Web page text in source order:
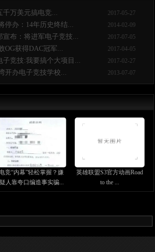
2017-05-27
千万美元搞电竞...
2014-02-09
停办：14年历史终结...
2017-07-05
宣布：将进军电子竞技...
2017-04-05
OG获得DAC冠军...
2017-02-27
子竞技:我要搞个大项目...
2013-07-07
开办电子竞技学校...
电竞“内幕”轻松掌握？嫌
疑人靠夸口编造事实骗...
英雄联盟S3官方动画Road
to the ...